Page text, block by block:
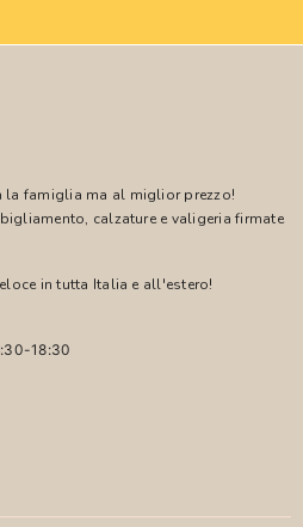
la famiglia ma al miglior prezzo!
calzature e valigeria firmate
in tutta Italia e all'estero!
18:30